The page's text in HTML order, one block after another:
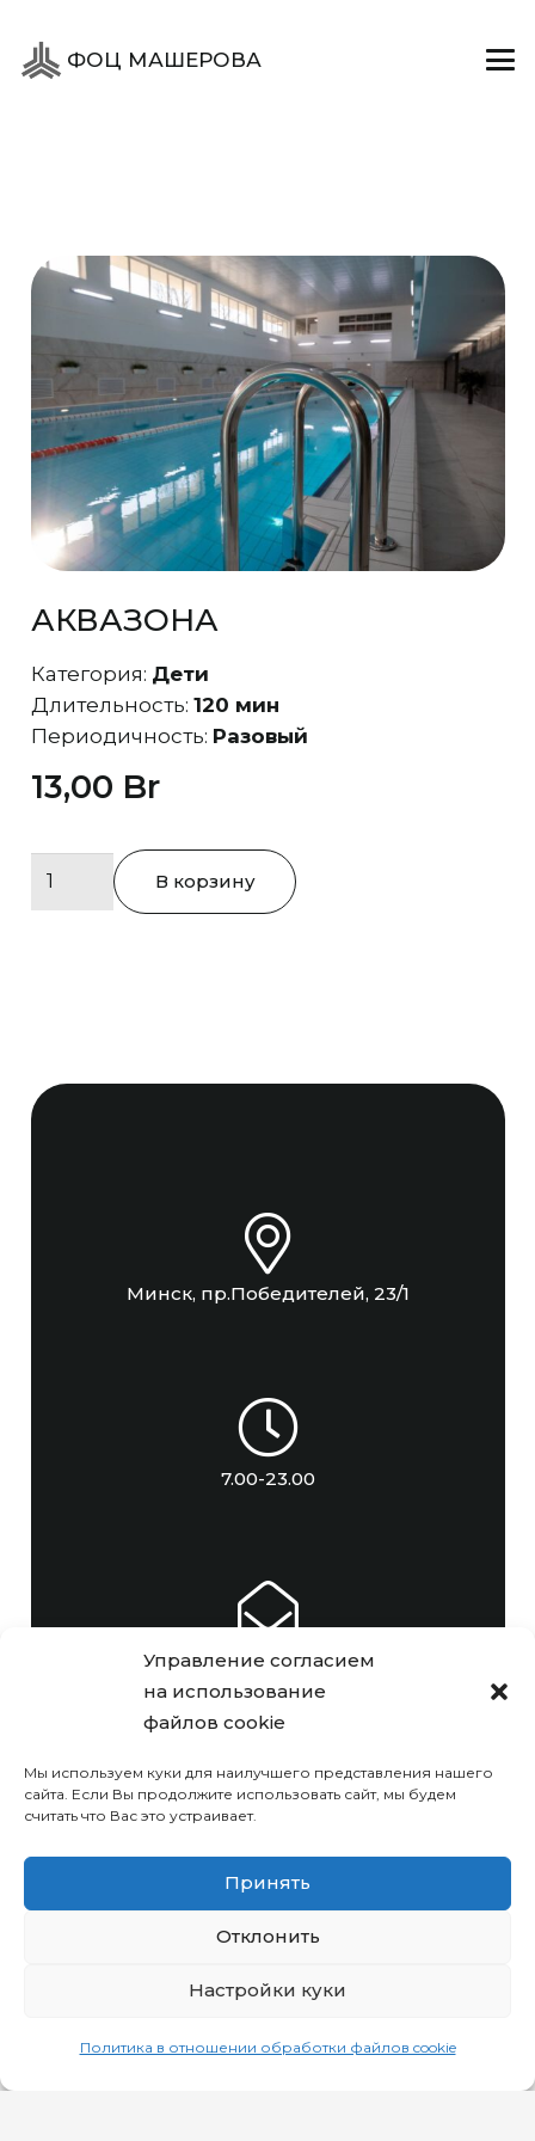
Управление согласием
на использование
файлов cookie
Мы используем куки для наилучшего представления нашего
сайта. Если Вы продолжите использовать сайт, мы будем
считать что Вас это устраивает.
Принять
Отклонить
Настройки куки
Политика в отношении обработки файлов cookie
ФОЦ МАШЕРОВА
АКВАЗОНА
Категория: Дети
Длительность: 120 мин
Периодичность: Разовый
13,00 Br
Количество
В корзину
Минск, пр.Победителей, 23/1
7.00-23.00
info@focsport.by